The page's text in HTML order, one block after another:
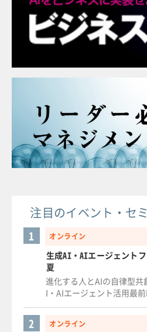
注目のイベント・セ
オンライン
1
生成AI・AIエージェント
夏
進化する人とAIの自律型
I・AIエージェント活用最
オンライン
2